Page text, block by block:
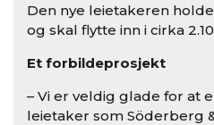
Den nye leietakeren
og skal flytte inn i cirka
Et forbildeprosjekt
– Vi er veldig glade for at
leietaker som Söderberg